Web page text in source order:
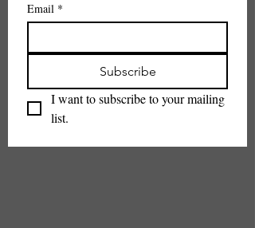
Email *
Subscribe
I want to subscribe to your mailing
list.